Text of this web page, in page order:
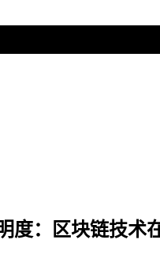
度：区块链技术